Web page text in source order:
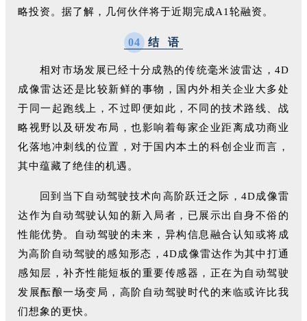
略投资。据了解，几何伙伴将于近期完成A1轮融资。
04 结 语
相对市场发展已经十分成熟的传统毫米波雷达，4D
成像雷达还是比较新鲜的事物，国内外相关企业大多处
于同一起跑线上，不过即便如此，不同的技术路线、战
略视野以及研发布局，也影响着每家企业距离成功商业
化落地冲刺线的位置，对于国内本土的科创企业而言，
其中蕴藏了绝佳的机遇。
回到当下自动驾驶技术向高阶跃迁之际，4D成像雷
达作为自动驾驶认知的新入局者，已展示出自身不俗的
性能优势。自动驾驶的未来，异构信息融合认知或将成
为高阶自动驾驶的感知形态，4D成像雷达作为其中打通
感知层，补齐性能短板的重要传感器，正在为自动驾驶
发展酝酿一场变局，高阶自动驾驶时代的来临或许比我
们想象的更快。